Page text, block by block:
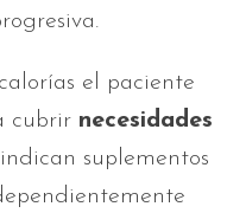
el paciente
cubrir necesidades
suplementos